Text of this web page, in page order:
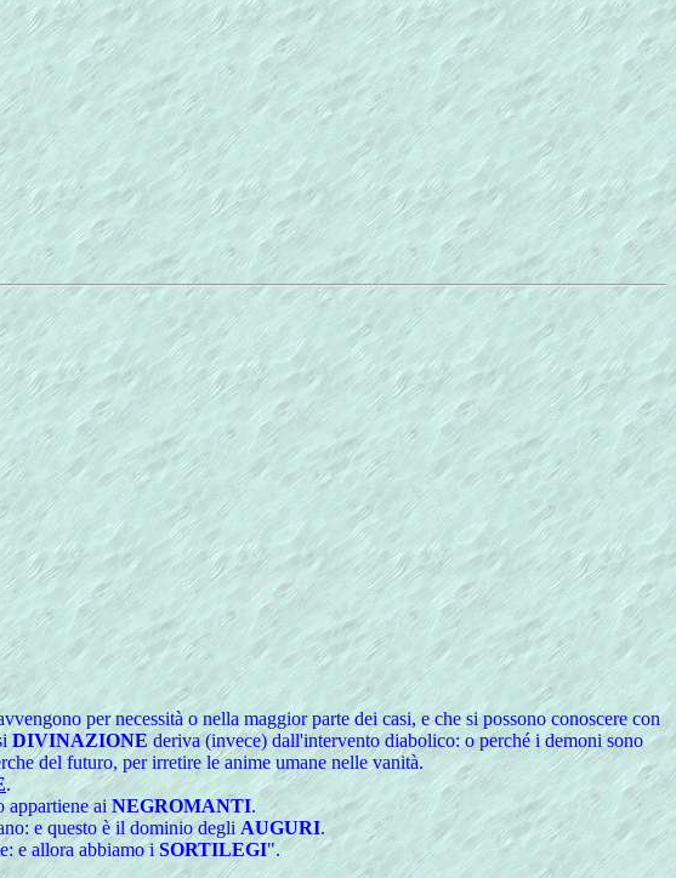
per necessità o nella maggior parte dei casi, e che si possono conoscere con
DIVINAZIONE deriva (invece) dall'intervento diabolico: o perché i demoni sono
del futuro, per irretire le anime umane nelle vanità.
.
appartiene ai NEGROMANTI.
e questo è il dominio degli AUGURI.
e allora abbiamo i SORTILEGI".